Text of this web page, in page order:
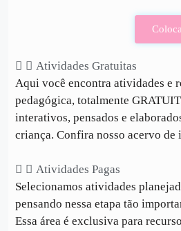
Atividades Gratuitas
Aqui você encontra atividades e
pedagógica, totalmente
interativos, pensados e
criança. Confira nosso acervo de
Atividades Pagas
Selecionamos atividades
pensando nessa etapa tão
Essa área é exclusiva para